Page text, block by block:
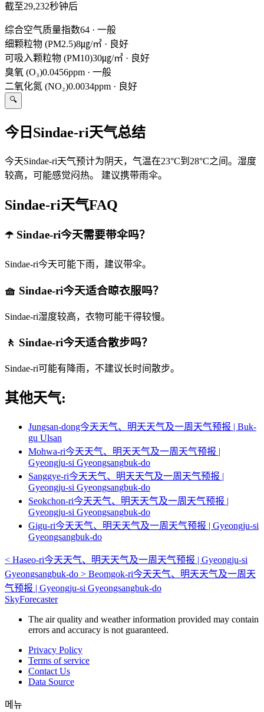
截至29,232秒钟后
综合空气质量指数64 · 一般
细颗粒物 (PM2.5)8㎍/㎥ · 良好
可吸入颗粒物 (PM10)30㎍/㎥ · 良好
臭氧 (O₃)0.0456ppm · 一般
二氧化氮 (NO₂)0.0034ppm · 良好
🔍
今日Sindae-ri天气总结
今天Sindae-ri天气预计为阴天，气温在23°C到28°C之间。湿度
较高，可能感觉闷热。 建议携带雨伞。
Sindae-ri天气FAQ
☂️ Sindae-ri今天需要带伞吗？
Sindae-ri今天可能下雨，建议带伞。
🧺 Sindae-ri今天适合晾衣服吗？
Sindae-ri湿度较高，衣物可能干得较慢。
🚶 Sindae-ri今天适合散步吗？
Sindae-ri可能有降雨，不建议长时间散步。
其他天气:
Jungsan-dong今天天气、明天天气及一周天气预报 | Buk-
gu Ulsan
Mohwa-ri今天天气、明天天气及一周天气预报 |
Gyeongju-si Gyeongsangbuk-do
Sanggye-ri今天天气、明天天气及一周天气预报 |
Gyeongju-si Gyeongsangbuk-do
Seokchon-ri今天天气、明天天气及一周天气预报 |
Gyeongju-si Gyeongsangbuk-do
Gigu-ri今天天气、明天天气及一周天气预报 | Gyeongju-si
Gyeongsangbuk-do
< Haseo-ri今天天气、明天天气及一周天气预报 | Gyeongju-si
Gyeongsangbuk-do > Beomgok-ri今天天气、明天天气及一周天
气预报 | Gyeongju-si Gyeongsangbuk-do
SkyForecaster
The air quality and weather information provided may contain
errors and accuracy is not guaranteed.
Privacy Policy
Terms of service
Contact Us
Data Source
메뉴